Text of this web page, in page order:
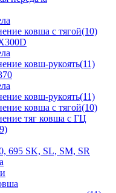
ковша с тягой(10)
ковш-рукоять(11)
ковш-рукоять(11)
ковша с тягой(10)
тяг ковша с ГЦ
695 SK, SL, SM, SR